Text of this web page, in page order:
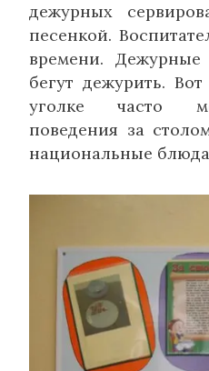
дежурных
песенкой.
времени.
бегут дежурить.
уголке часто
поведения за
национальные